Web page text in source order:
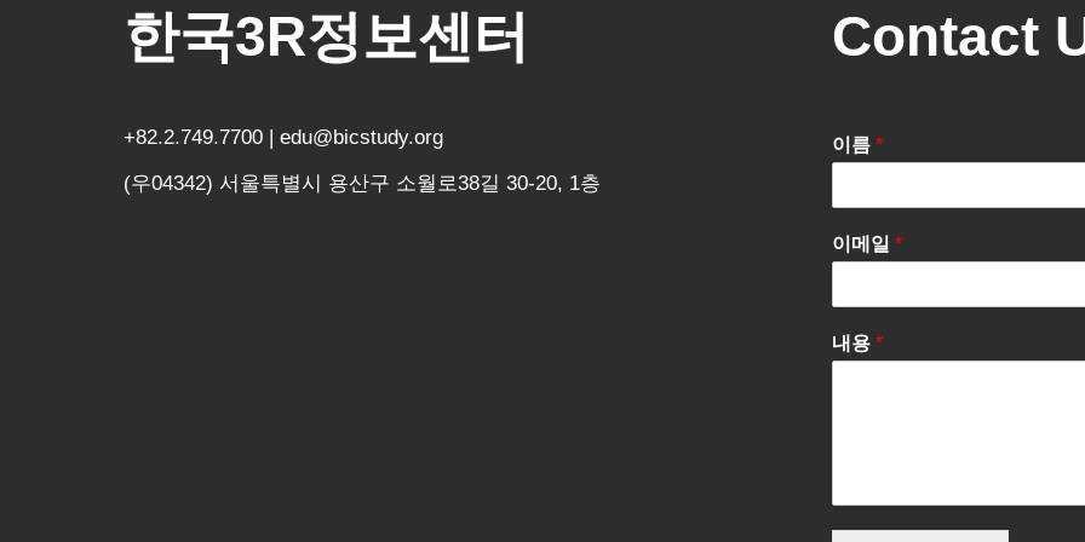
한국3R정보센터
+82.2.749.7700 | edu@bicstudy.org
(우04342) 서울특별시 용산구 소월로38길 30-20, 1층
Contact
이름 *
이메일 *
내용 *